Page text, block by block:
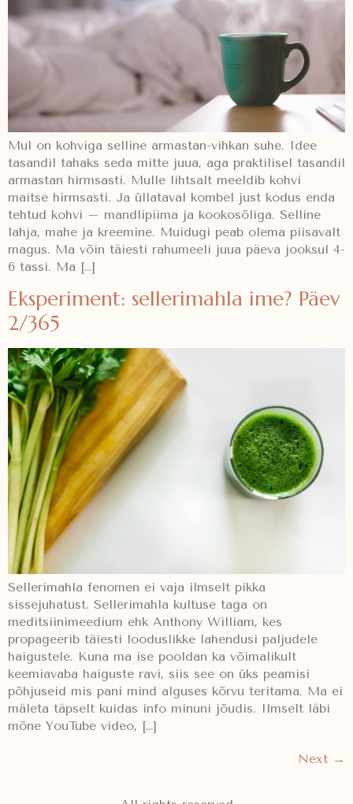
Mul on kohviga selline armastan-vihkan suhe. Idee
tasandil tahaks seda mitte juua, aga praktilisel tasandil
armastan hirmsasti. Mulle lihtsalt meeldib kohvi
maitse hirmsasti. Ja üllataval kombel just kodus enda
tehtud kohvi – mandlipiima ja kookosõliga. Selline
lahja, mahe ja kreemine. Muidugi peab olema piisavalt
magus. Ma võin täiesti rahumeeli juua päeva jooksul 4-
6 tassi. Ma […]
Eksperiment: sellerimahla ime? Päev
2/365
Sellerimahla fenomen ei vaja ilmselt pikka
sissejuhatust. Sellerimahla kultuse taga on
meditsiinimeedium ehk Anthony William, kes
propageerib täiesti looduslikke lahendusi paljudele
haigustele. Kuna ma ise pooldan ka võimalikult
keemiavaba haiguste ravi, siis see on üks peamisi
põhjuseid mis pani mind alguses kõrvu teritama. Ma ei
mäleta täpselt kuidas info minuni jõudis. Ilmselt läbi
mõne YouTube video, […]
Next →